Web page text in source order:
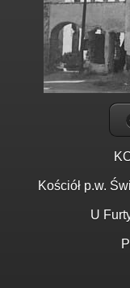
Kościół p.w.
U